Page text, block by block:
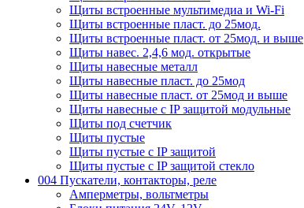
Щиты встроенные мультимедиа и Wi-Fi
Щиты встроенные пласт. до 25мод.
Щиты встроенные пласт. от 25мод. и выше
Щиты навес. 2,4,6 мод. открытые
Щиты навесные металл
Щиты навесные пласт. до 25мод
Щиты навесные пласт. от 25мод и выше
Щиты навесные с IP защитой модульные
Щиты под счетчик
Щиты пустые
Щиты пустые с IP защитой
Щиты пустые с IP защитой стекло
004 Пускатели, контакторы, реле
Амперметры, вольтметры